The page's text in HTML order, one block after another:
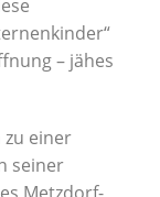
– jähes
zu einer
seiner
Metzdorf-